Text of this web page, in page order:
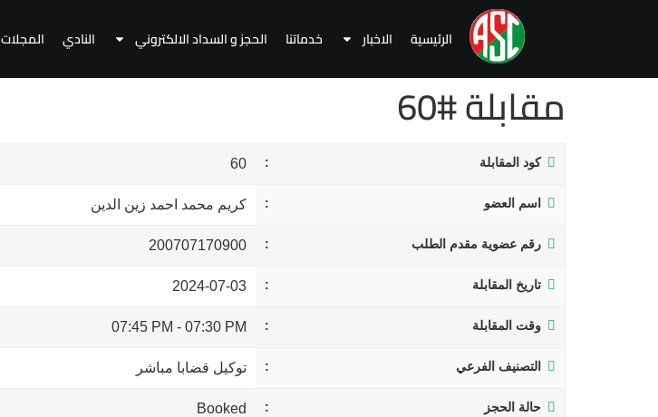
الرئيسية الاخبار خدماتنا الحجز و السداد الالكتروني النادي المجلات
مقابلة #60
كود المقابلة 60
اسم العضو كريم محمد احمد زين الدين
رقم عضوية مقدم الطلب 200707170900
تاريخ المقابلة 2024-07-03
وقت المقابلة 07:30 PM
-
07:45 PM
التصنيف الفرعي توكيل قضابا مباشر
حالة الحجز Booked